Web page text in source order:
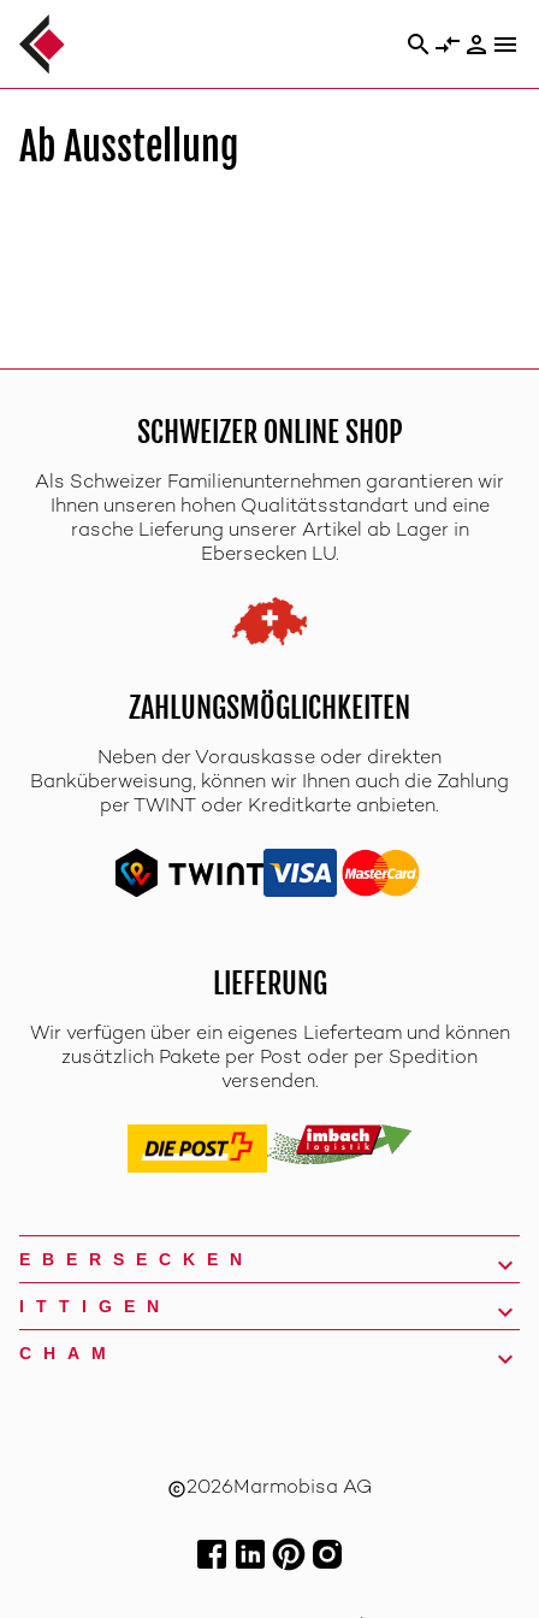
search compare_arrows person menu
Ab Ausstellung
SCHWEIZER ONLINE SHOP
Als Schweizer Familienunternehmen garantieren wir
Ihnen unseren hohen Qualitätsstandart und eine
rasche Lieferung unserer Artikel ab Lager in
Ebersecken LU.
ZAHLUNGSMÖGLICHKEITEN
Neben der Vorauskasse oder direkten
Banküberweisung, können wir Ihnen auch die Zahlung
per TWINT oder Kreditkarte anbieten.
LIEFERUNG
Wir verfügen über ein eigenes Lieferteam und können
zusätzlich Pakete per Post oder per Spedition
versenden.
EBERSECKEN
ITTIGEN
CHAM
copyright2026Marmobisa AG